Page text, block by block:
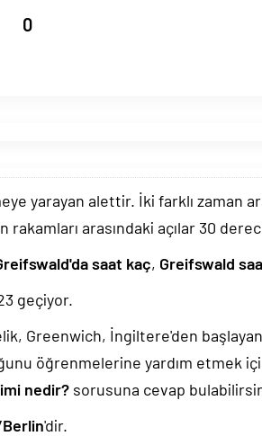
0
yarayan alettir. İki farklı zaman
arasındaki açılar 30
saat kaç, Greifswald
geçiyor.
Greenwich, İngiltere'den
öğrenmelerine yardım etmek
nedir? sorusuna cevap
'dir.